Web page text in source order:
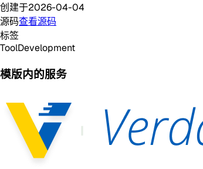
创建于2026-04-04
源码查看源码
标签
ToolDevelopment
模版内的服务